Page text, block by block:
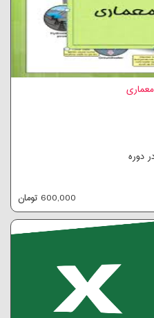
معماری
دوره
600,000 تومان